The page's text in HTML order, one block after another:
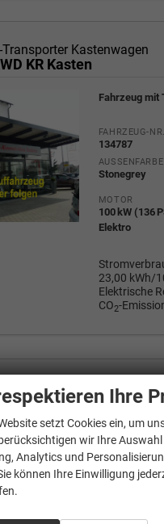
Transporter Kastenwagen
KR Kasten
Fahrzeug mit
FAHRZEUG-NR.
134787
AUSSENFARBE
Stonegrey
MOTOR
100 kW (136
Elektro
23,00 kWh/
Elektrische
CO2-
e-Transporter Kastenwagen
KR Kasten
Fahrzeug mit
FAHRZEUG-NR.
134789
Ihre
setzt Cookies ein, um
wir Ihre
Analytics und
können Ihre Einwilligung